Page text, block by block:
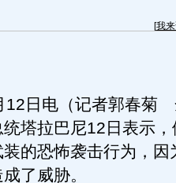
[我
日电（记者郭春菊
塔拉巴尼12日表示
的恐怖袭击行为，因
了威胁。